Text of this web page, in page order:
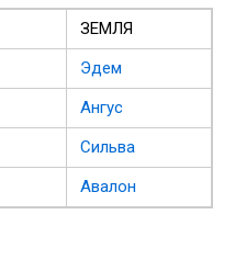
ЗЕМЛЯ
Эдем
Ангус
Сильва
Авалон